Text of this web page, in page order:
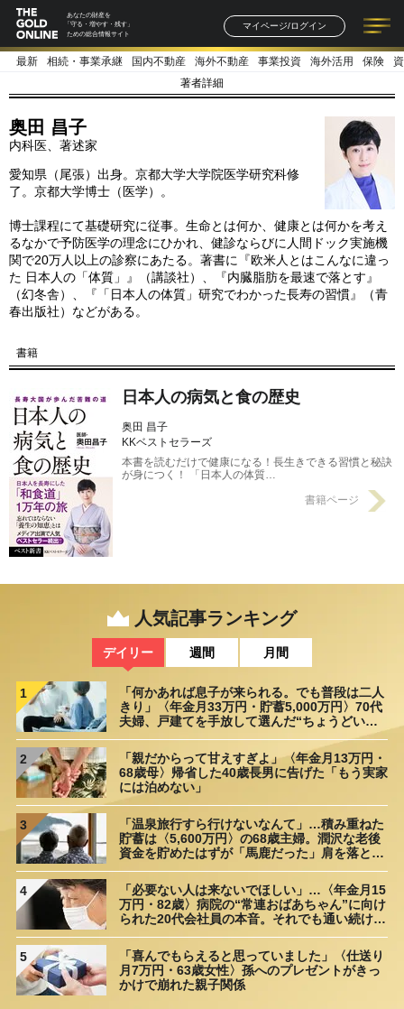
あなたの財産を
「守る・増やす・残す」
ための総合情報サイト
マイページ/ログイン
記事一覧 連載一覧
著者一覧 書籍一覧
最新 相続・事業承継 国内不動産 海外不動産 事業投資 海外活用 保険
著者詳細
奥田 昌子
内科医、著述家
愛知県（尾張）出身。京都大学大学院医学研究科修
了。京都大学博士（医学）。
博士課程にて基礎研究に従事。生命とは何か、健康とは何かを考え
るなかで予防医学の理念にひかれ、健診ならびに人間ドック実施機
関で20万人以上の診察にあたる。著書に『欧米人とはこんなに違っ
た 日本人の「体質」』（講談社）、『内臓脂肪を最速で落とす』
（幻冬舎）、『「日本人の体質」研究でわかった長寿の習慣』（青
春出版社）などがある。
書籍
日本人の病気と食の歴史
奥田 昌子
KKベストセラーズ
本書を読むだけで健康になる！長生きできる習慣と秘訣
が身につく！ 「日本人の体質…
書籍ページ
人気記事ランキング
デイリー 週間 月間
1
「何かあれば息子が来られる。でも普段は二人
きり」〈年金月33万円・貯蓄5,000万円〉70代
夫婦、戸建てを手放して選んだ“ちょうどいい
2
「親だからって甘えすぎよ」〈年金月13万円・
68歳母〉帰省した40歳長男に告げた「もう実家
には泊めない」
3
「温泉旅行すら行けないなんて」…積み重ねた
貯蓄は〈5,600万円〉の68歳主婦。潤沢な老後
資金を貯めたはずが「馬鹿だった」肩を落とす
4
「必要ない人は来ないでほしい」…〈年金月15
万円・82歳〉病院の“常連おばあちゃん”に向け
られた20代会社員の本音。それでも通い続ける
5
「喜んでもらえると思っていました」〈仕送り
月7万円・63歳女性〉孫へのプレゼントがきっ
かけで崩れた親子関係